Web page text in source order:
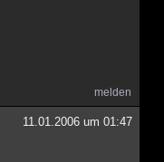
melden
11.01.2006 um 01:47